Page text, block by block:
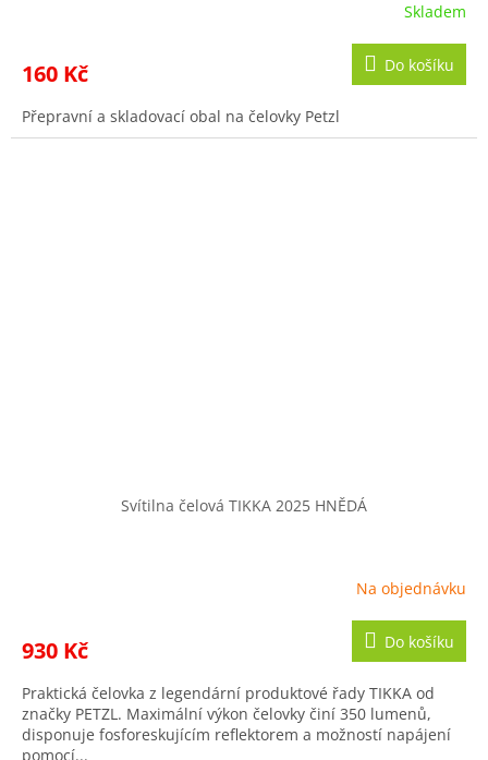
Skladem
160 Kč Do košíku
Přepravní a skladovací obal na čelovky Petzl
Svítilna čelová TIKKA 2025 HNĚDÁ
Na objednávku
930 Kč Do košíku
Praktická čelovka z legendární produktové řady TIKKA od
značky PETZL. Maximální výkon čelovky činí 350 lumenů,
disponuje fosforeskujícím reflektorem a možností napájení
pomocí...